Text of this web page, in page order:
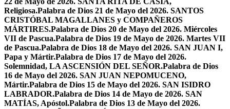
Religiosa.Palabra de Dios 21 de Mayo del 2026. SANTOS
CRISTÓBAL MAGALLANES y COMPAÑEROS
MÁRTIRES.Palabra de Dios 20 de Mayo del 2026. Miércoles
VII de Pascua.Palabra de Dios 19 de Mayo de 2026. Martes VII
de Pascua.Palabra de Dios 18 de Mayo del 2026. SAN JUAN I,
Papa y Mártir.Palabra de Dios 17 de Mayo del 2026.
Solemnidad, LA ASCENSIÓN DEL SEÑOR.Palabra de Dios
16 de Mayo del 2026. SAN JUAN NEPOMUCENO,
Mártir.Palabra de Dios 15 de Mayo del 2026. SAN ISIDRO
LABRADOR.Palabra de Dios 14 de Mayo de 2026. SAN
MATÍAS, Apóstol.Palabra de Dios 13 de Mayo del 2026.